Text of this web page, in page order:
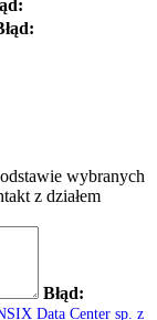
wybranych
z działem
Błąd:
Data Center sp. z